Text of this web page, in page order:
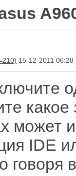
15-12-2011 06:28
может
IDE